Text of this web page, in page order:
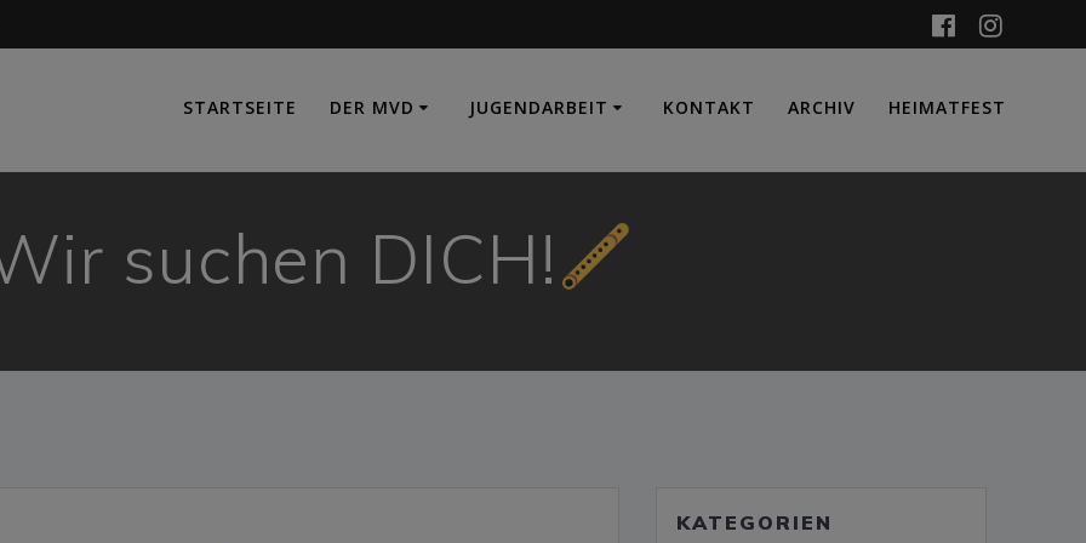
STARTSEITE DER MVD JUGENDARBEIT KONTAKT ARCHIV HEIMATFEST
suchen DICH!
KATEGORIEN